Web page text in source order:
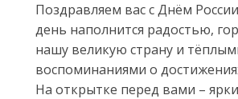
Поздравляем вас с Днём
день наполнится радостью,
нашу великую страну и
воспоминаниями о
На открытке перед вами –